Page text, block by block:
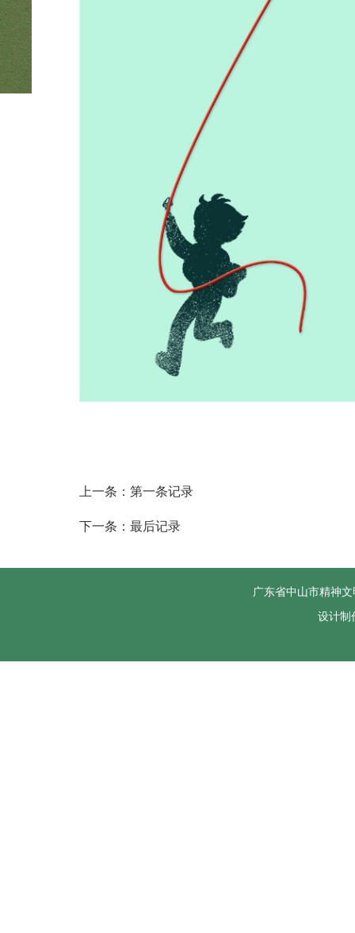
上一条：第一条记录
下一条：最后记录
广东省中山市精神
设计制